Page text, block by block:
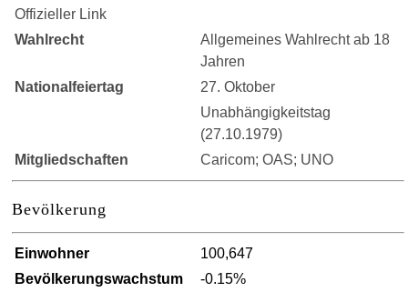
Offizieller Link
Wahlrecht
Allgemeines Wahlrecht ab 18
Jahren
Nationalfeiertag
27. Oktober
Unabhängigkeitstag
(27.10.1979)
Mitgliedschaften
Caricom; OAS; UNO
Bevölkerung
Einwohner
100,647
Bevölkerungswachstum
-0.15%